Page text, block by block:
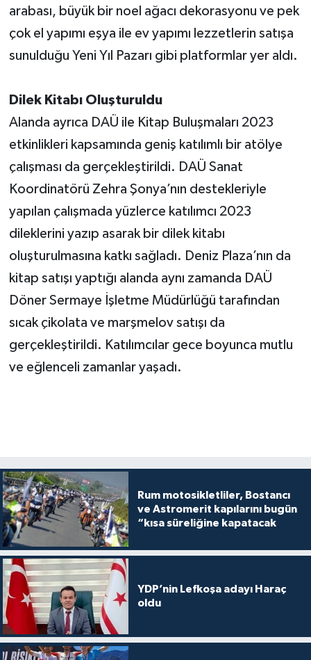
arabası, büyük bir noel ağacı dekorasyonu ve pek
çok el yapımı eşya ile ev yapımı lezzetlerin satışa
sunulduğu Yeni Yıl Pazarı gibi platformlar yer aldı.
Dilek Kitabı Oluşturuldu
Alanda ayrıca DAÜ ile Kitap Buluşmaları 2023
etkinlikleri kapsamında geniş katılımlı bir atölye
çalışması da gerçekleştirildi. DAÜ Sanat
Koordinatörü Zehra Şonya’nın destekleriyle
yapılan çalışmada yüzlerce katılımcı 2023
dileklerini yazıp asarak bir dilek kitabı
oluşturulmasına katkı sağladı. Deniz Plaza’nın da
kitap satışı yaptığı alanda aynı zamanda DAÜ
Döner Sermaye İşletme Müdürlüğü tarafından
sıcak çikolata ve marşmelov satışı da
gerçekleştirildi. Katılımcılar gece boyunca mutlu
ve eğlenceli zamanlar yaşadı.
Rum motosikletliler, Bostancı
ve Astromerit kapılarını bugün
“kısa süreliğine kapatacak
YDP’nin Lefkoşa adayı Haraç
oldu